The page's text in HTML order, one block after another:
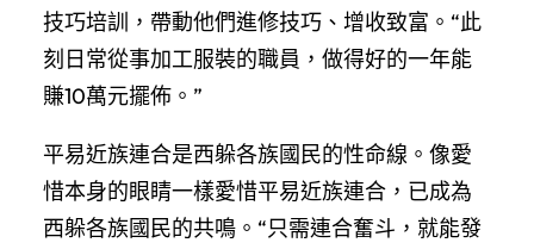
技巧培訓，帶動他們進修技巧、增收致富。“此
刻日常從事加工服裝的職員，做得好的一年能
賺10萬元擺佈。”
平易近族連合是西躲各族國民的性命線。像愛
惜本身的眼睛一樣愛惜平易近族連合，已成為
西躲各族國民的共鳴。“只需連合奮斗，就能發